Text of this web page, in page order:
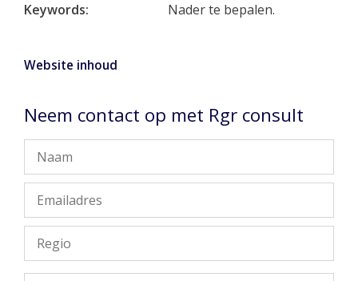
Keywords: Nader te bepalen.
Website inhoud
Neem contact op met Rgr consult